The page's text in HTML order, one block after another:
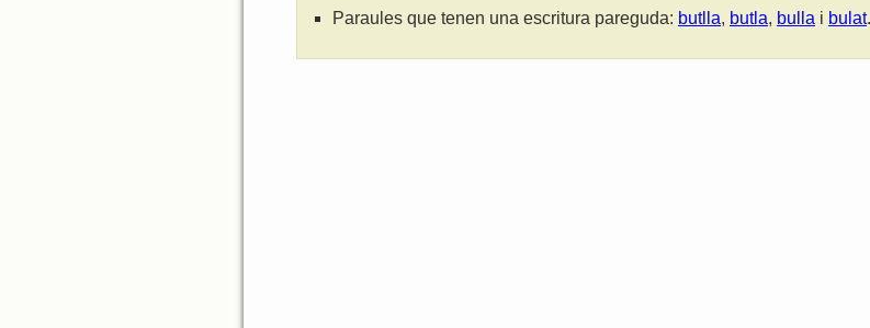
Paraules que tenen una escritura pareguda: butlla, butla, bulla i bulat.